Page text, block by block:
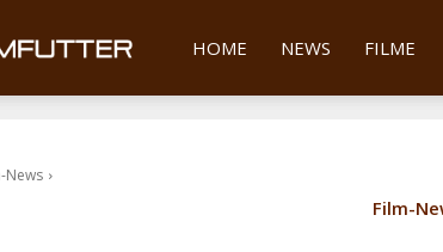
Filmfutter
HOME NEWS FILME
News
Film-